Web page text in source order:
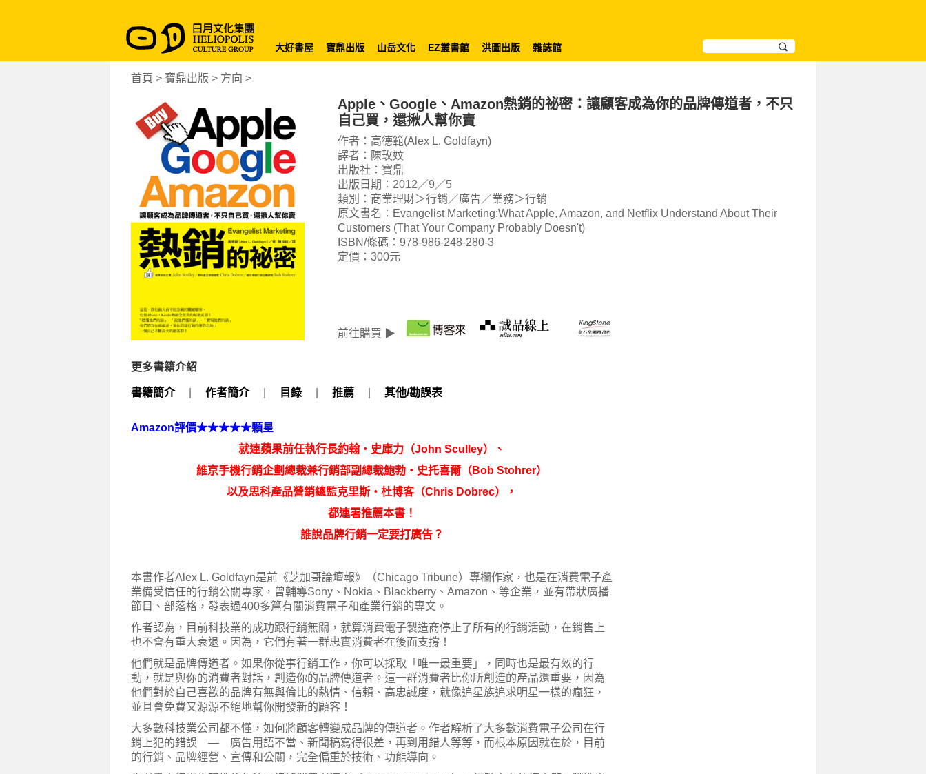
大好書屋 寶鼎出版 山岳文化 EZ叢書館 洪圖出版 雜誌館
首頁 > 寶鼎出版 > 方向 >
Apple、Google、Amazon熱銷的祕密：讓顧客成為你的品牌傳道者，不只
自己買，還揪人幫你賣
作者：高德範(Alex L. Goldfayn)
譯者：陳玫妏
出版社：寶鼎
出版日期：2012／9／5
類別：商業理財＞行銷／廣告／業務＞行銷
原文書名：Evangelist Marketing:What Apple, Amazon, and Netflix Understand About Their
Customers (That Your Company Probably Doesn't)
ISBN/條碼：978-986-248-280-3
定價：300元
前往購買 ▶
更多書籍介紹
書籍簡介 作者簡介 目錄 推薦 其他/勘誤表
Amazon評價★★★★★顆星
就連蘋果前任執行長約翰‧史庫力（John Sculley）、
維京手機行銷企劃總裁兼行銷部副總裁鮑勃‧史托喜爾（Bob Stohrer）
以及思科產品營銷總監克里斯‧杜博客（Chris Dobrec），
都連署推薦本書！
誰說品牌行銷一定要打廣告？
本書作者Alex L. Goldfayn是前《芝加哥論壇報》（Chicago Tribune）專欄作家，也是在消費電子產
業備受信任的行銷公關專家，曾輔導Sony、Nokia、Blackberry、Amazon、等企業，並有帶狀廣播
節目、部落格，發表過400多篇有關消費電子和產業行銷的專文。
作者認為，目前科技業的成功跟行銷無關，就算消費電子製造商停止了所有的行銷活動，在銷售上
也不會有重大衰退。因為，它們有著一群忠實消費者在後面支撐！
他們就是品牌傳道者。如果你從事行銷工作，你可以採取「唯一最重要」，同時也是最有效的行
動，就是與你的消費者對話，創造你的品牌傳道者。這一群消費者比你所創造的產品還重要，因為
他們對於自己喜歡的品牌有無與倫比的熱情、信賴、高忠誠度，就像追星族追求明星一樣的瘋狂，
並且會免費又源源不絕地幫你開發新的顧客！
大多數科技業公司都不懂，如何將顧客轉變成品牌的傳道者。作者解析了大多數消費電子公司在行
銷上犯的錯誤 — 廣告用語不當、新聞稿寫得很差，再到用錯人等等，而根本原因就在於，目前
的行銷、品牌經營、宣傳和公關，完全偏重於技術、功能導向。